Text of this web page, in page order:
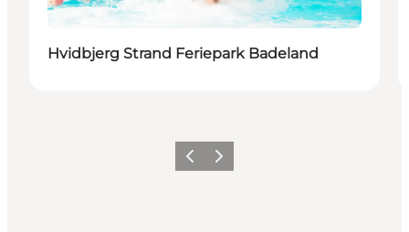
Hvidbjerg Strand Feriepark Badeland
ForrigeNæste